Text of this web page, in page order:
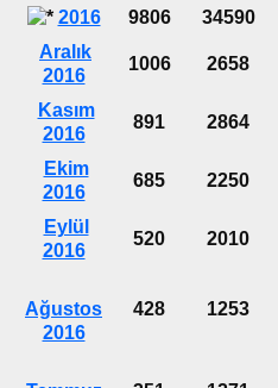
2016 9806 34590
Aralık
2016
1006 2658
Kasım
2016
891 2864
Ekim
2016
685 2250
Eylül
2016
520 2010
Ağustos
2016
428 1253